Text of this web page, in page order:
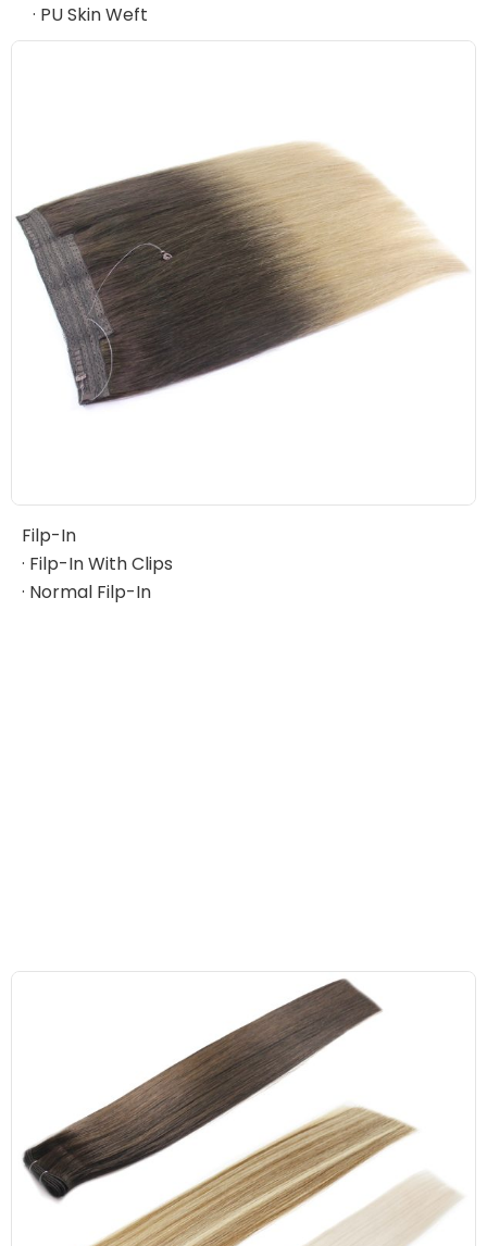
· PU Skin Weft
Filp-In
· Filp-In With Clips
· Normal Filp-In